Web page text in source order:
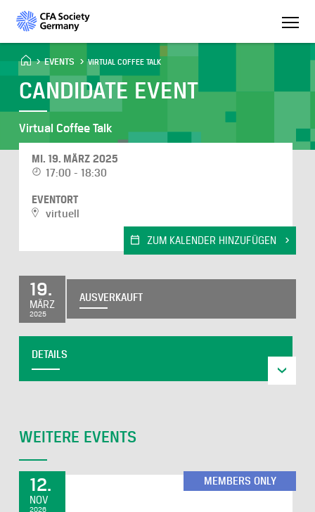
EVENTS VIRTUAL COFFEE TALK
CANDIDATE EVENT
Virtual Coffee Talk
MI. 19. MÄRZ 2025
17:00 - 18:30
EVENTORT
virtuell
ZUM KALENDER HINZUFÜGEN
DETAILS
AUSVERKAUFT
19.
MÄRZ
2025
WEITERE EVENTS
12.
NOV
2026
MEMBERS ONLY